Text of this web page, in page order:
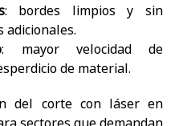
: bordes limpios y sin
adicionales.
: mayor velocidad de
de material.
del corte con láser en